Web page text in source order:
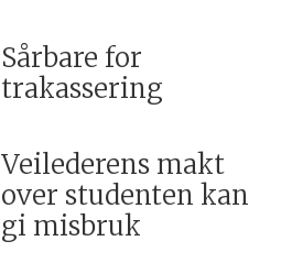
Sårbare for
trakassering
Veilederens makt
over studenten kan
gi misbruk